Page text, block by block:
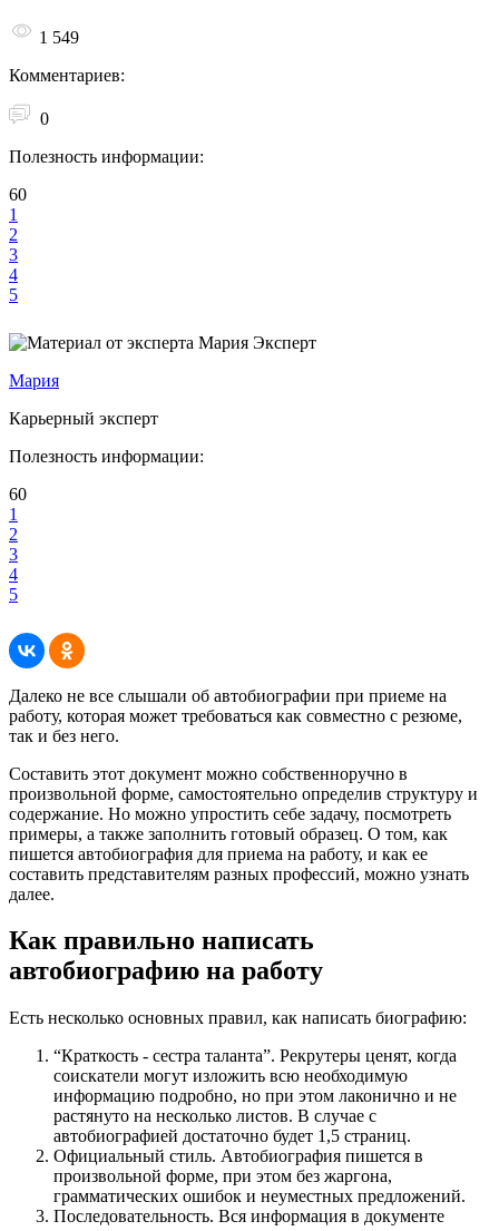
1 549
Комментариев:
0
Полезность информации:
60
1
2
3
4
5
Эксперт
Мария
Карьерный эксперт
Полезность информации:
60
1
2
3
4
5
Далеко не все слышали об автобиографии при приеме на
работу, которая может требоваться как совместно с резюме,
так и без него.
Составить этот документ можно собственноручно в
произвольной форме, самостоятельно определив структуру и
содержание. Но можно упростить себе задачу, посмотреть
примеры, а также заполнить готовый образец. О том, как
пишется автобиография для приема на работу, и как ее
составить представителям разных профессий, можно узнать
далее.
Как правильно написать
автобиографию на работу
Есть несколько основных правил, как написать биографию:
“Краткость - сестра таланта”. Рекрутеры ценят, когда
соискатели могут изложить всю необходимую
информацию подробно, но при этом лаконично и не
растянуто на несколько листов. В случае с
автобиографией достаточно будет 1,5 страниц.
Официальный стиль. Автобиография пишется в
произвольной форме, при этом без жаргона,
грамматических ошибок и неуместных предложений.
Последовательность. Вся информация в документе